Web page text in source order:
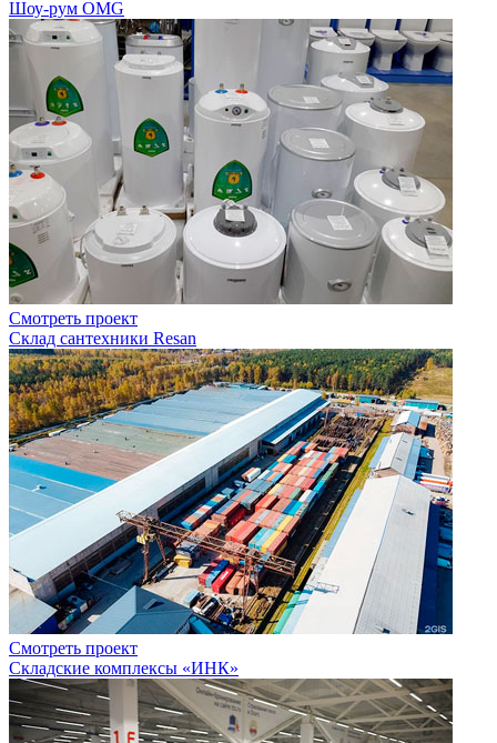
Шоу-рум OMG
Смотреть проект
Склад сантехники Resan
Смотреть проект
Складские комплексы «ИНК»